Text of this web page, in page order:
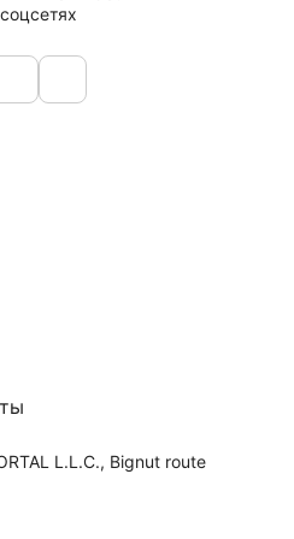
L.L.C., Bignut route